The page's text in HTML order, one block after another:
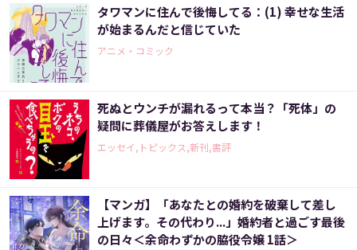
タワマンに住んで後悔してる：(1) 幸せな生活
が始まるんだと信じていた
アニメ・コミック
死ぬとウンチが漏れるって本当？「死体」の
疑問に葬儀屋がお答えします！
エッセイ,トピックス,新刊,書評
【マンガ】「あなたとの婚約を破棄して差し
上げます。その代わり...」婚約者と過ごす最後
の日々＜余命わずかの脇役令嬢 1話＞